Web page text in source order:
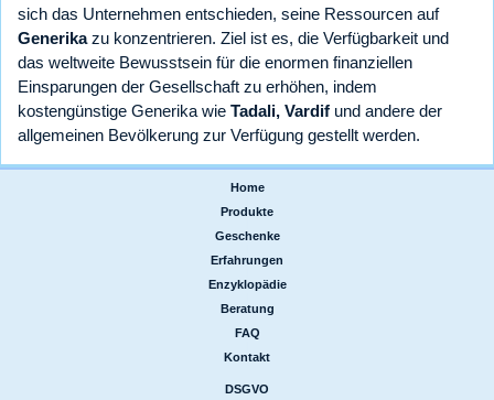
sich das Unternehmen entschieden, seine Ressourcen auf
Generikazu konzentrieren. Ziel ist es, die Verfügbarkeit und
das weltweite Bewusstsein für die enormen finanziellen
Einsparungen der Gesellschaft zu erhöhen, indem
kostengünstige Generika wie Tadali, Vardif und andere der
allgemeinen Bevölkerung zur Verfügung gestellt werden.
Home
Produkte
Geschenke
Erfahrungen
Enzyklopädie
Beratung
FAQ
Kontakt
DSGVO